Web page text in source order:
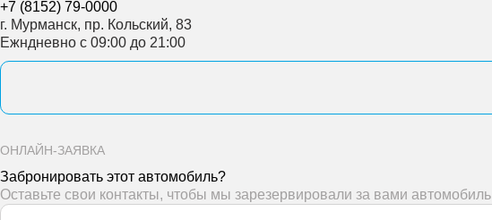
+7 (8152) 79-0000
г. Мурманск, пр. Кольский, 83
Ежндневно с 09:00 до 21:00
ОНЛАЙН-ЗАЯВКА
Забронировать этот автомобиль?
Оставьте свои контакты, чтобы мы зарезервировали за вами автомобиль